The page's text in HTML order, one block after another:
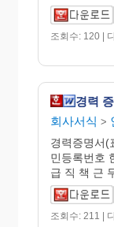
조회수: 120 |
경력
회사서식 >
경력증명서(
민등록번호
급 직 책 근
조회수: 211 |